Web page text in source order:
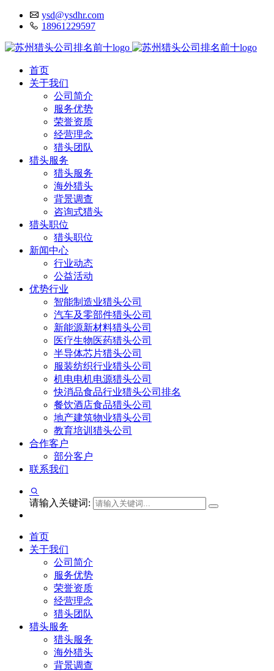
ysd@ysdhr.com
18961229597
首页
关于我们
公司简介
服务优势
荣誉资质
经营理念
猎头团队
猎头服务
猎头服务
海外猎头
背景调查
咨询式猎头
猎头职位
猎头职位
新闻中心
行业动态
公益活动
优势行业
智能制造业猎头公司
汽车及零部件猎头公司
新能源新材料猎头公司
医疗生物医药猎头公司
半导体芯片猎头公司
服装纺织行业猎头公司
机电电机电源猎头公司
快消品食品行业猎头公司排名
餐饮酒店食品猎头公司
地产建筑物业猎头公司
教育培训猎头公司
合作客户
部分客户
联系我们
请输入关键词:
首页
关于我们
公司简介
服务优势
荣誉资质
经营理念
猎头团队
猎头服务
猎头服务
海外猎头
背景调查